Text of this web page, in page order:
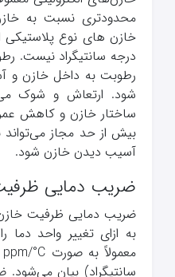
محدودتری نسبت به
درجه سانتیگراد نیست.
رطوبت به داخل خازن و
شود. ارتعاش و شوک
ساختار خازن و کاهش
بیش از حد مجاز
آسیب دیدن خازن شود.
ضریب دمایی
ضریب دمایی ظرفیت
به ازای تغییر واحد
سانتیگراد) بیان